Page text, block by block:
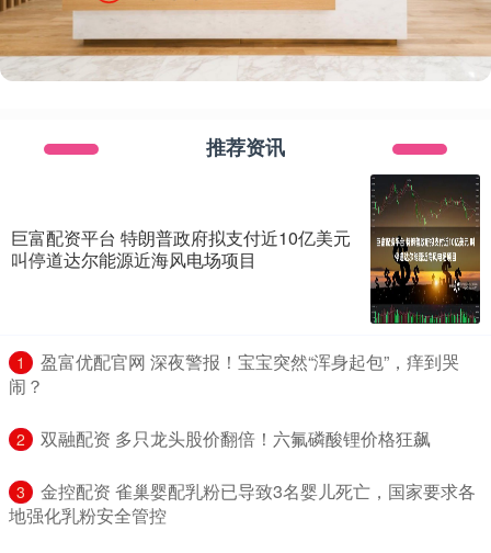
推荐资讯
巨富配资平台 特朗普政府拟支付近10亿美元
叫停道达尔能源近海风电场项目
1
​盈富优配官网 深夜警报！宝宝突然“浑身起包”，痒到哭
闹？
2 ​双融配资 多只龙头股价翻倍！六氟磷酸锂价格狂飙
3
​金控配资 雀巢婴配乳粉已导致3名婴儿死亡，国家要求各
地强化乳粉安全管控